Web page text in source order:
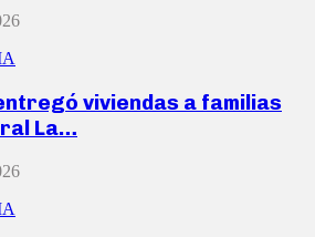
viviendas a familias
La…